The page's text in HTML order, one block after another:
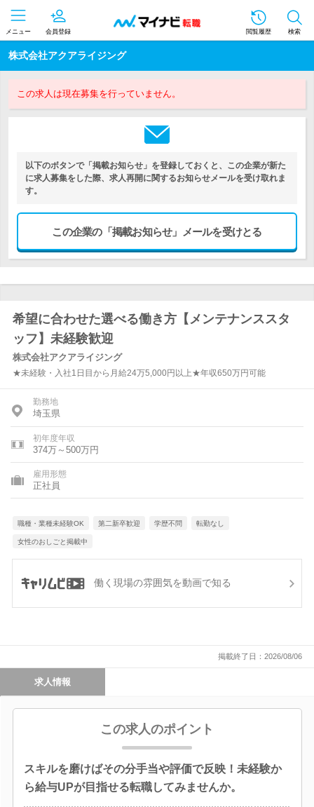
メニュー 会員登録 閲覧履歴 検索
株式会社アクアライジング
この求人は現在募集を行っていません。
以下のボタンで「掲載お知らせ」を登録しておくと、この企業が新た
に求人募集をした際、求人再開に関するお知らせメールを受け取れま
す。
この企業の「掲載お知らせ」メールを受けとる
希望に合わせた選べる働き方【メンテナンススタ
ッフ】未経験歓迎
株式会社アクアライジング
★未経験・入社1日目から月給24万5,000円以上★年収650万円可能
勤務地
埼玉県
初年度年収
374万～500万円
雇用形態
正社員
職種・業種未経験OK 第二新卒歓迎 学歴不問 転勤なし
女性のおしごと掲載中
働く現場の雰囲気を動画で知る
掲載終了日：2026/08/06
求人情報
この求人のポイント
スキルを磨けばその分手当や評価で反映！未経験か
ら給与UPが目指せる転職してみませんか。